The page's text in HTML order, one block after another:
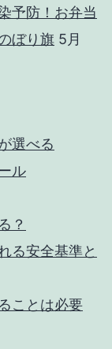
予防！お弁当
ぼり旗 5月
選べる
ル
？
る安全基準と
ことは必要